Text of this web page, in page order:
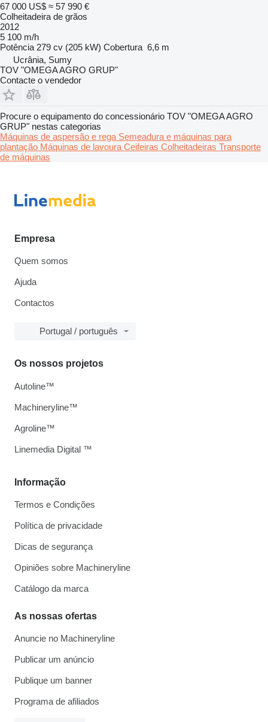
67 000 US$ ≈ 57 990 €
Colheitadeira de grãos
2012
5 100 m/h
Potência 279 cv (205 kW) Cobertura 6,6 m
Ucrânia, Sumy
TOV "OMEGA AGRO GRUP"
Contacte o vendedor
Procure o equipamento do concessionário TOV "OMEGA AGRO
GRUP" nestas categorias
Máquinas de aspersão e rega Semeadura e máquinas para
plantação Máquinas de lavoura Ceifeiras Colheitadeiras Transporte
de máquinas
Empresa
Quem somos
Ajuda
Contactos
Portugal / português
Informação
Termos e Condições
Política de privacidade
Dicas de segurança
Opiniões sobre Machineryline
Catálogo da marca
As nossas ofertas
Anuncie no Machineryline
Publicar um anúncio
Publique um banner
Programa de afiliados
Os nossos projetos
Autoline™
Machineryline™
Agroline™
Linemedia Digital ™